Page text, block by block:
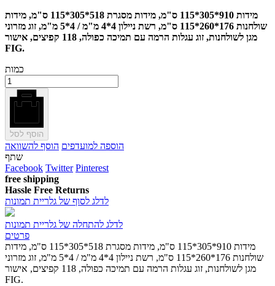
מידות 910*305*115 ס"מ, מידות מסגרת 518*305*115 ס"מ, מידות
שולחנות 176*260*115 ס"מ, רשת ניילון 4*4 מ"מ / 4*5 מ"מ, זוג מזרוני
מגן לשולחנות, זוג עגלות הרמה עם תמיכה כפולה, 118 קפיצים, אישור
FIG.
כמות
הוסף לסל
הוספה למועדפים הוסף להשוואה
שתף
Facebook Twitter Pinterest
free shipping
Hassle Free Returns
לדלג לסוף של גלריית תמונות
לדלג להתחלה של גלריית תמונות
פרטים
מידות 910*305*115 ס"מ, מידות מסגרת 518*305*115 ס"מ, מידות
שולחנות 176*260*115 ס"מ, רשת ניילון 4*4 מ"מ / 4*5 מ"מ, זוג מזרוני
מגן לשולחנות, זוג עגלות הרמה עם תמיכה כפולה, 118 קפיצים, אישור
FIG.